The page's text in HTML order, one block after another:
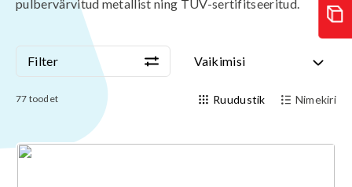
pulbervärvitud metallist ning TÜV-sertifitseeritud.
Filter Vaikimisi
Filter Vaikimisi
77 toodet Ruudustik Nimekiri